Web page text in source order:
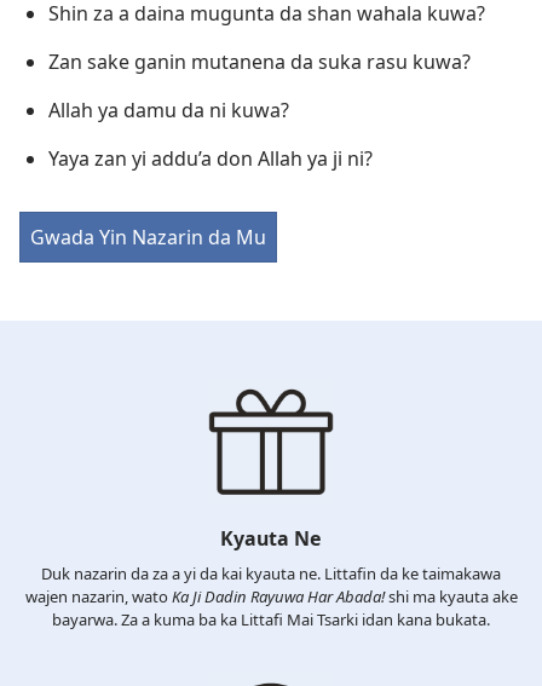
Shin za a daina mugunta da shan wahala kuwa?
Zan sake ganin mutanena da suka rasu kuwa?
Allah ya damu da ni kuwa?
Yaya zan yi addu’a don Allah ya ji ni?
Gwada Yin Nazarin da Mu
Kyauta Ne
Duk nazarin da za a yi da kai kyauta ne. Littafin da ke taimakawa
wajen nazarin, watoKa Ji Dadin Rayuwa Har Abada!shi ma kyauta ake
bayarwa. Za a kuma ba ka Littafi Mai Tsarki idan kana bukata.